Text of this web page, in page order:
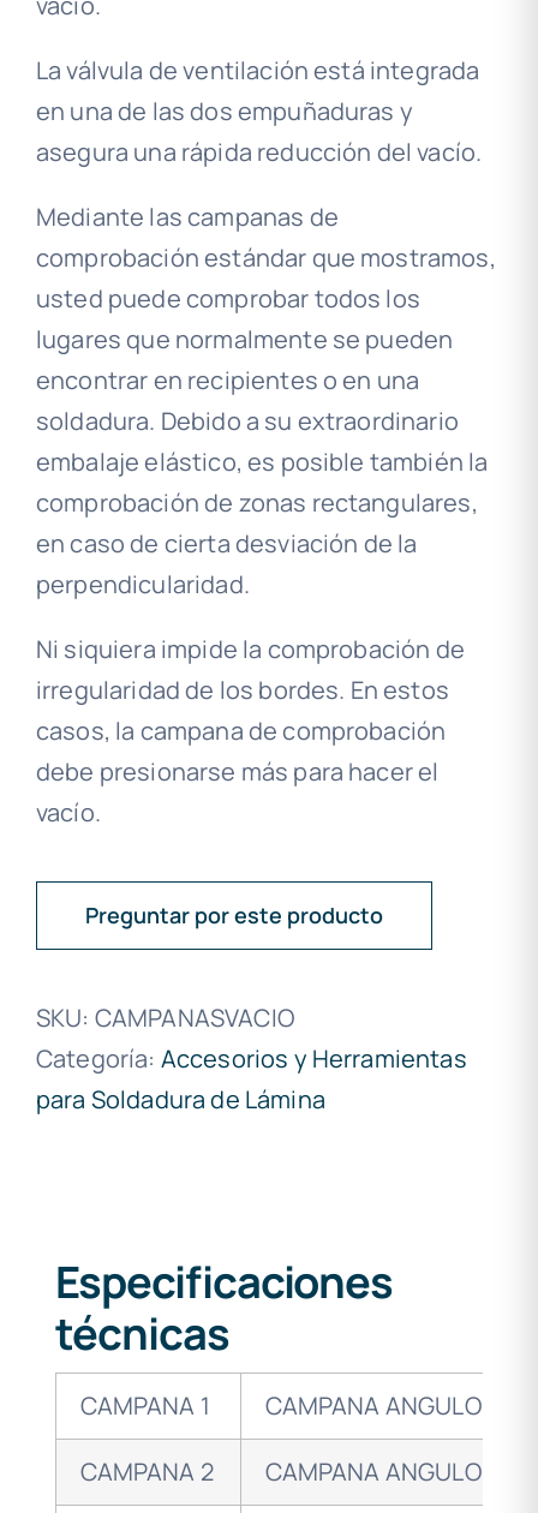
La válvula de ventilación está integrada
en una de las dos empuñaduras y
asegura una rápida reducción del vacío.
Mediante las campanas de
comprobación estándar que mostramos,
usted puede comprobar todos los
lugares que normalmente se pueden
encontrar en recipientes o en una
soldadura. Debido a su extraordinario
embalaje elástico, es posible también la
comprobación de zonas rectangulares,
en caso de cierta desviación de la
perpendicularidad.
Ni siquiera impide la comprobación de
irregularidad de los bordes. En estos
casos, la campana de comprobación
debe presionarse más para hacer el
vacío.
Preguntar por este producto
SKU: CAMPANASVACIO
Categoría: Accesorios y Herramientas
para Soldadura de Lámina
Especificaciones
técnicas
CAMPANA 1 CAMPANA ANGULO 6/
CAMPANA 2 CAMPANA ANGULO 5/